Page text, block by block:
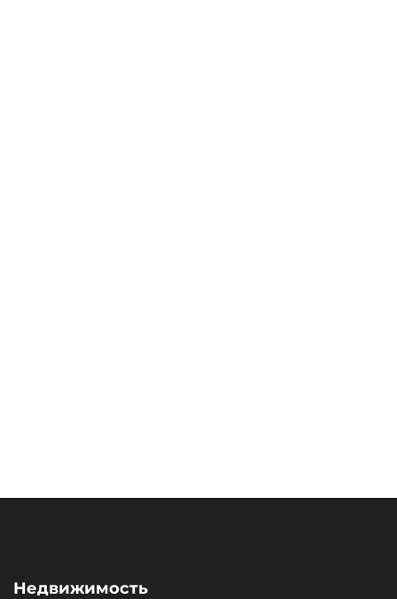
Недвижимость